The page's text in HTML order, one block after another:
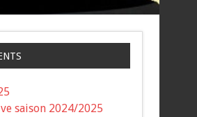
saison 2024/2025